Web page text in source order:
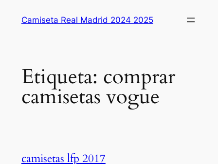
Camiseta Real Madrid 2024 2025
Etiqueta: comprar
camisetas vogue
camisetas lfp 2017